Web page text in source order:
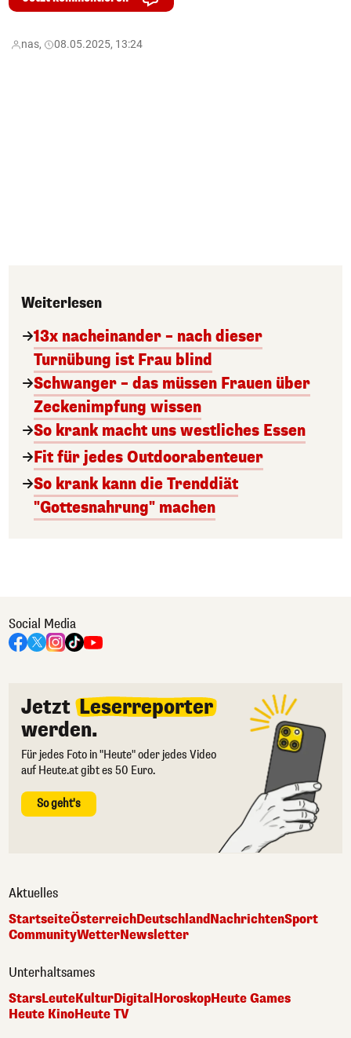
nas, 08.05.2025, 13:24
Weiterlesen
13x nacheinander – nach dieser
Turnübung ist Frau blind
Schwanger – das müssen Frauen über
Zeckenimpfung wissen
So krank macht uns westliches Essen
Fit für jedes Outdoorabenteuer
So krank kann die Trenddiät
"Gottesnahrung" machen
Social Media
Jetzt Leserreporter
werden.
Für jedes Foto in "Heute" oder jedes Video
auf Heute.at gibt es 50 Euro.
So geht's
Aktuelles
StartseiteÖsterreichDeutschlandNachrichtenSport
CommunityWetterNewsletter
Unterhaltsames
StarsLeuteKulturDigital HoroskopHeute Games
Heute KinoHeute TV